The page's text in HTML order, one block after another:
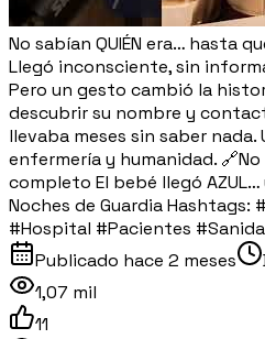
No sabían QUIÉN era… hasta
Llegó inconsciente, sin
Pero un gesto cambió la
descubrir su nombre y
llevaba meses sin saber nada.
enfermería y humanidad.
completo El bebé llegó
Noches de Guardia Hashtags:
#Hospital #Pacientes
Publicado hace 2 meses
1,07 mil
11